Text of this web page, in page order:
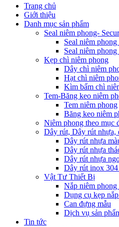
Trang chủ
Giới thiệu
Danh mục sản phẩm
Seal niêm phong-
Seal niêm phong
Seal niêm phong
Kẹp chì niêm phong
Dây chì niêm
Hạt chì niêm
Kìm bấm chì
Tem-Băng keo niêm
Tem niêm phong
Băng keo niêm
Niêm phong theo mục
Dây rút, Dây rút nhựa,
Dây rút nhựa
Dây rút nhựa
Dây rút nhựa
Dây rút inox
Vật Tư Thiết Bị
Nắp niêm phong
Dụng cụ kẹp
Can đựng mẫu
Dịch vụ sản
Tin tức